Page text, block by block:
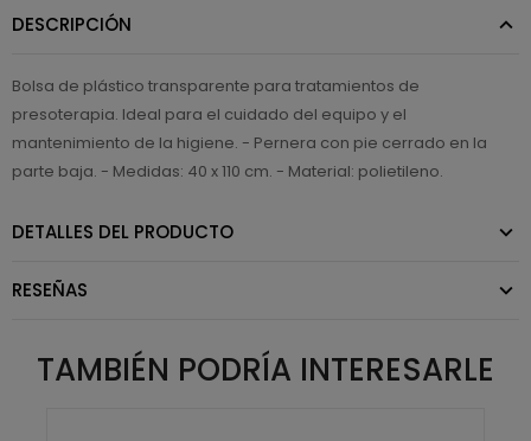
DESCRIPCIÓN
Bolsa de plástico transparente para tratamientos de
presoterapia. Ideal para el cuidado del equipo y el
mantenimiento de la higiene. - Pernera con pie cerrado en la
parte baja. - Medidas: 40 x 110 cm. - Material: polietileno.
DETALLES DEL PRODUCTO
RESEÑAS
TAMBIÉN PODRÍA INTERESARLE